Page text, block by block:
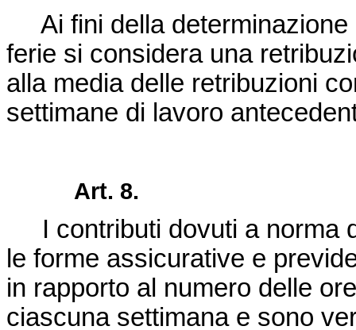
Ai fini della determinazione
ferie si considera una
alla media delle retribuzioni
settimane di lavoro
Art. 8.
I contributi dovuti a norma
le forme assicurative e
in rapporto al numero delle
ciascuna settimana e sono